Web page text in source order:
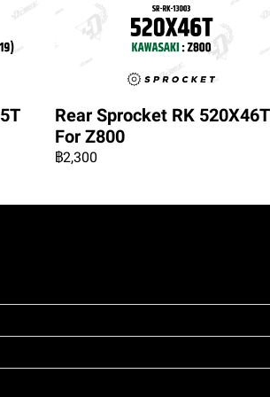
Rear Sprocket RK 520X46T
For Z800
฿2,300